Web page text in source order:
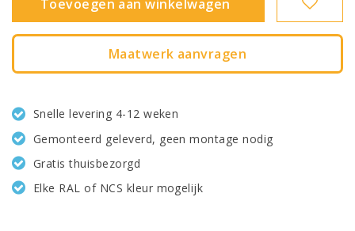
Toevoegen aan winkelwagen
Maatwerk aanvragen
Snelle levering 4-12 weken
Gemonteerd geleverd, geen montage nodig
Gratis thuisbezorgd
Elke RAL of NCS kleur mogelijk